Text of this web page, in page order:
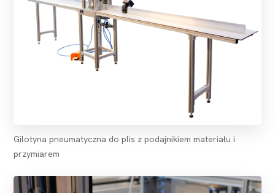
Gilotyna pneumatyczna do plis z podajnikiem materiału i
przymiarem